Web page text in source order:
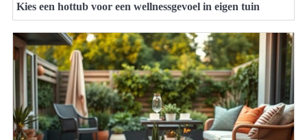
Kies een hottub voor een wellnessgevoel in eigen tuin